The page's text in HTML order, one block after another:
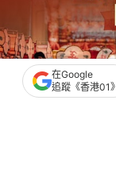
在Google
追蹤《香港01》